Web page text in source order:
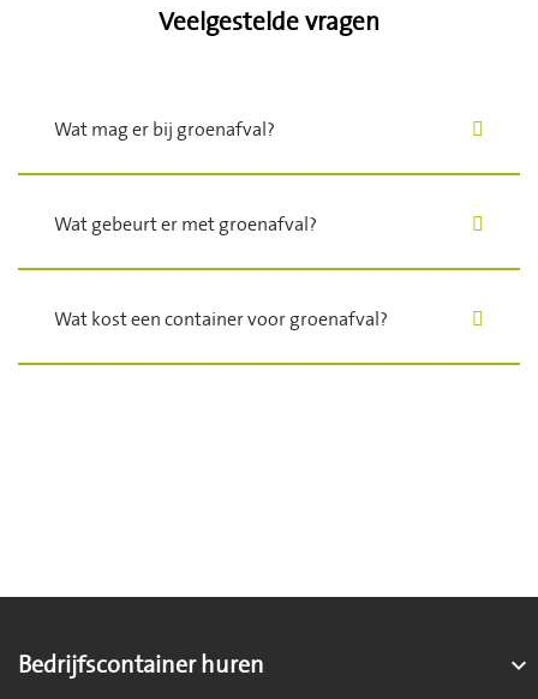
Veelgestelde vragen
Wat mag er bij groenafval?
Wat gebeurt er met groenafval?
Wat kost een container voor groenafval?
Bedrijfscontainer huren 